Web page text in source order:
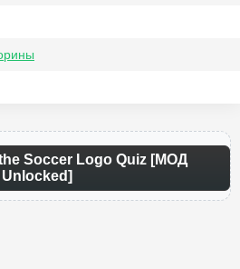
Soccer Logo Quiz [МОД
Unlocked]